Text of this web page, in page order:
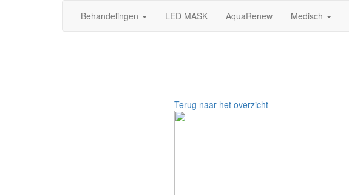
Behandelingen LED MASK AquaRenew Medisch
Terug naar het overzicht